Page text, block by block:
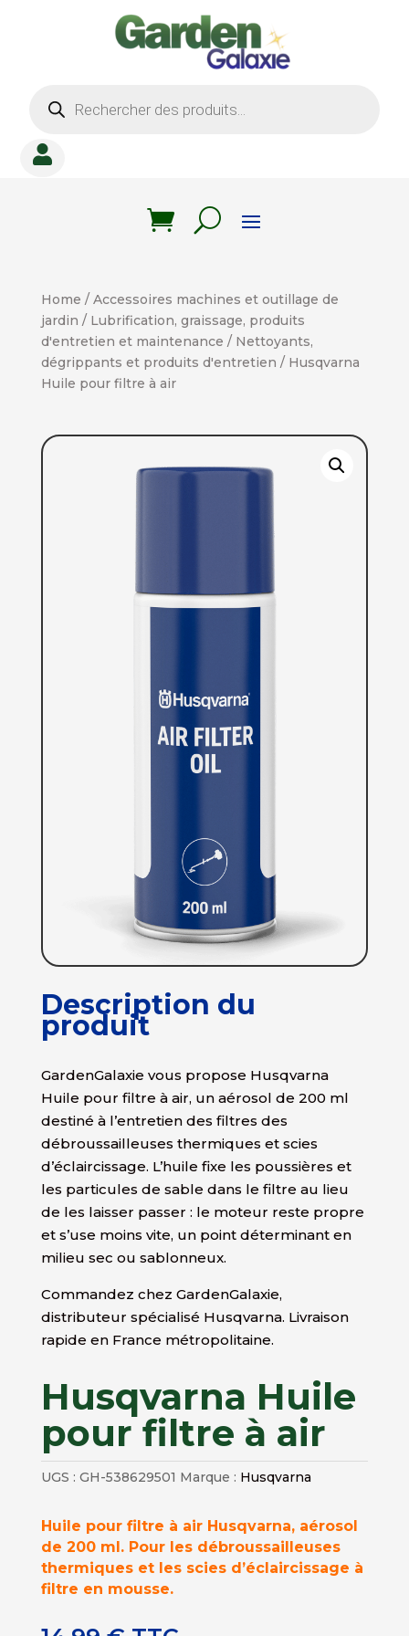
produits

Home / Accessoires machines et outillage de
jardin / Lubrification, graissage, produits
d'entretien et maintenance / Nettoyants,
dégrippants et produits d'entretien / Husqvarna
Huile pour filtre à air
Description du
produit
GardenGalaxie vous propose Husqvarna
Huile pour filtre à air, un aérosol de 200 ml
destiné à l’entretien des filtres des
débroussailleuses thermiques et scies
d’éclaircissage. L’huile fixe les poussières et
les particules de sable dans le filtre au lieu
de les laisser passer : le moteur reste propre
et s’use moins vite, un point déterminant en
milieu sec ou sablonneux.
Commandez chez GardenGalaxie,
distributeur spécialisé Husqvarna. Livraison
rapide en France métropolitaine.
Husqvarna Huile
pour filtre à air
UGS : GH-538629501 Marque : Husqvarna
Huile pour filtre à air Husqvarna, aérosol
de 200 ml. Pour les débroussailleuses
thermiques et les scies d’éclaircissage à
filtre en mousse.